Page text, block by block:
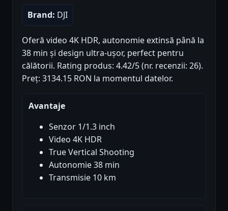
Brand: DJI
Oferă video 4K HDR, autonomie extinsă până la
38 min și design ultra-ușor, perfect pentru
călătorii. Rating produs: 4.42/5 (nr. recenzii: 26).
Preț: 3134.15 RON la momentul datelor.
Avantaje
Senzor 1/1.3 inch
Video 4K HDR
True Vertical Shooting
Autonomie 38 min
Transmisie 10 km